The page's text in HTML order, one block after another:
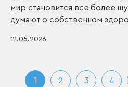
мир становится все более
думают о собственном
12.05.2026
1 2 3 4